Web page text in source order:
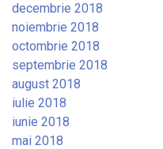
decembrie 2018
noiembrie 2018
octombrie 2018
septembrie 2018
august 2018
iulie 2018
iunie 2018
mai 2018